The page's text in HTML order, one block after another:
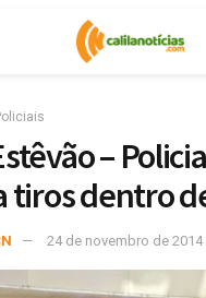
–
tiros dentro
24 de novembro de 2014